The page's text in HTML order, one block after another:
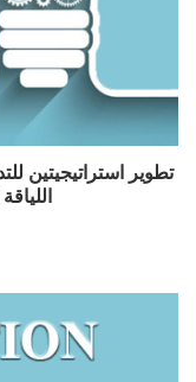
تطوير استراتيجيتين